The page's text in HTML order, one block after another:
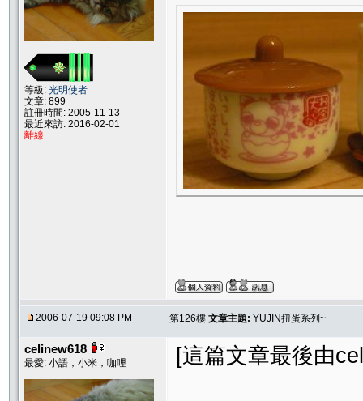
等級: 光明使者
文章: 899
註冊時間: 2005-11-13
最近來訪: 2016-02-01
離線
2006-07-19 09:08 PM 第126樓 文章主題: YUJIN扭蛋系列~
celinew618
最愛: 小語，小米，咖哩 [這篇文章最後由